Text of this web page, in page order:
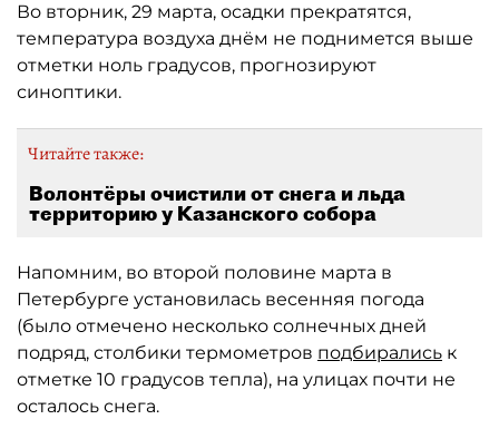
Во вторник, 29 марта, осадки прекратятся,
температура воздуха днём не поднимется выше
отметки ноль градусов, прогнозируют
синоптики.
Читайте также:
Волонтёры очистили от снега и льда
территорию у Казанского собора
Напомним, во второй половине марта в
Петербурге установилась весенняя погода
(было отмечено несколько солнечных дней
подряд, столбики термометров подбирались к
отметке 10 градусов тепла), на улицах почти не
осталось снега.